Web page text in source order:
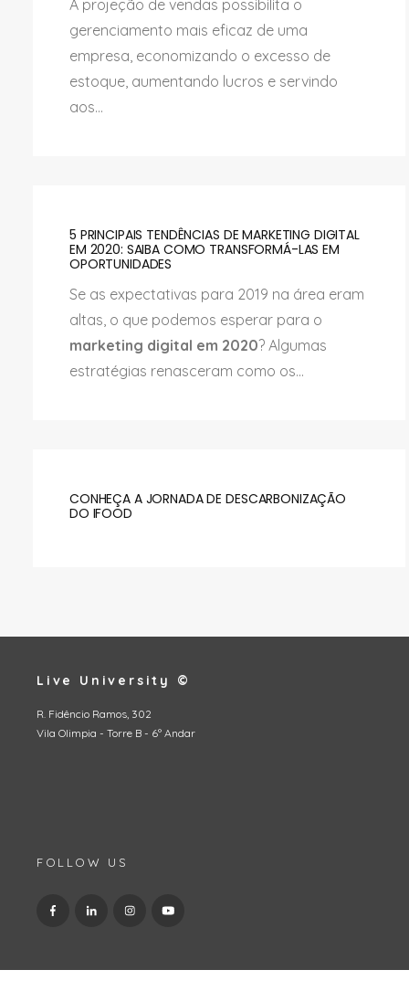
A projeção de vendas possibilita o
gerenciamento mais eficaz de uma
empresa, economizando o excesso de
estoque, aumentando lucros e servindo
aos...
5 PRINCIPAIS TENDÊNCIAS DE MARKETING DIGITAL
EM 2020: SAIBA COMO TRANSFORMÁ-LAS EM
OPORTUNIDADES
Se as expectativas para 2019 na área eram
altas, o que podemos esperar para o
marketing digital em 2020? Algumas
estratégias renasceram como os...
CONHEÇA A JORNADA DE DESCARBONIZAÇÃO
DO IFOOD
Live University ©
R. Fidêncio Ramos, 302
Vila Olimpia - Torre B - 6º Andar
FOLLOW US